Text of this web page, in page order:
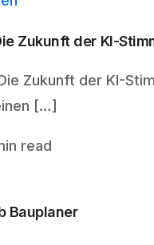
Zukunft der KI-
Zukunft der KI-
[…]
read
Bauplaner